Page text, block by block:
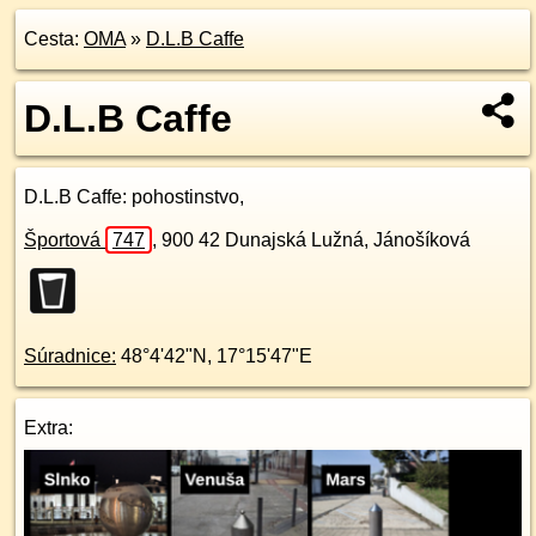
Cesta: OMA» D.L.B Caffe
D.L.B Caffe
D.L.B Caffe: pohostinstvo,
Športová 747 , 900 42 Dunajská Lužná, Jánošíková
Súradnice: 48°4'42"N , 17°15'47"E
Extra: